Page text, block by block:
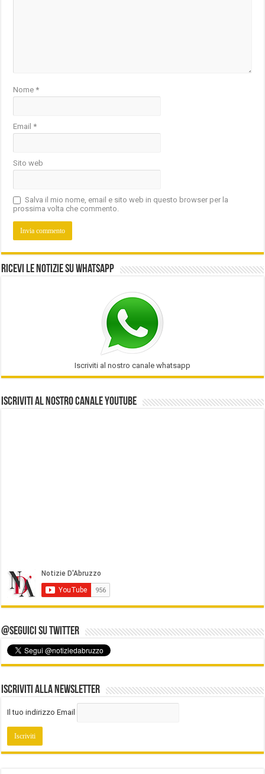
Nome*
Email*
Sito web
Salva il mio nome, email e sito web in questo browser per la
prossima volta che commento.
Ricevi le notizie su Whatsapp
Iscriviti al nostro canale whatsapp
Iscriviti al nostro Canale Youtube
@Seguici su Twitter
Iscriviti alla Newsletter
Il tuo indirizzo Email